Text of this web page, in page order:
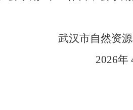
武汉市自然资
2026年